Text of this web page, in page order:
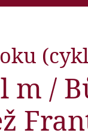
m /